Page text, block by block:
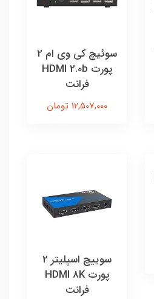
سوئیچ کی وی ام 2
پورت HDMI 2.0b
فرانت
12,507,000 تومان
سوییچ اسپلیتر 2
پورت HDMI 8K
فرانت